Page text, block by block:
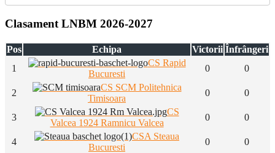
Clasament LNBM 2026-2027
Pos Echipa Victorii Înfrângeri
1
CS Rapid
Bucuresti
0 0
2
CS SCM Politehnica
Timisoara
0 0
3
CS
Valcea 1924 Ramnicu Valcea
0 0
4
CSA Steaua
Bucuresti
0 0